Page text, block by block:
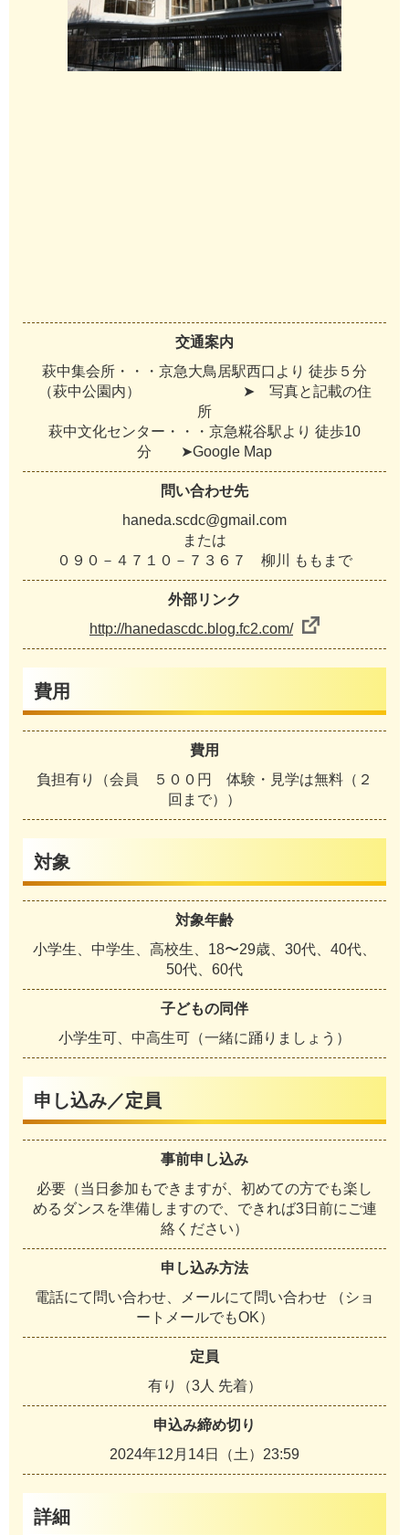
交通案内
萩中集会所・・・京急大鳥居駅西口より 徒歩５分
（萩中公園内） ➤ 写真と記載の住
所
萩中文化センター・・・京急糀谷駅より 徒歩10
分 ➤Google Map
問い合わせ先
haneda.scdc@gmail.com
または
０９０－４７１０－７３６７ 柳川 ももまで
外部リンク
http://hanedascdc.blog.fc2.com/
費用
費用
負担有り（会員 ５００円 体験・見学は無料（２
回まで））
対象
対象年齢
小学生、中学生、高校生、18〜29歳、30代、40代、
50代、60代
子どもの同伴
小学生可、中高生可（一緒に踊りましょう）
申し込み／定員
事前申し込み
必要（当日参加もできますが、初めての方でも楽し
めるダンスを準備しますので、できれば3日前にご連
絡ください）
申し込み方法
電話にて問い合わせ、メールにて問い合わせ （ショ
ートメールでもOK）
定員
有り（3人 先着）
申込み締め切り
2024年12月14日（土）23:59
詳細